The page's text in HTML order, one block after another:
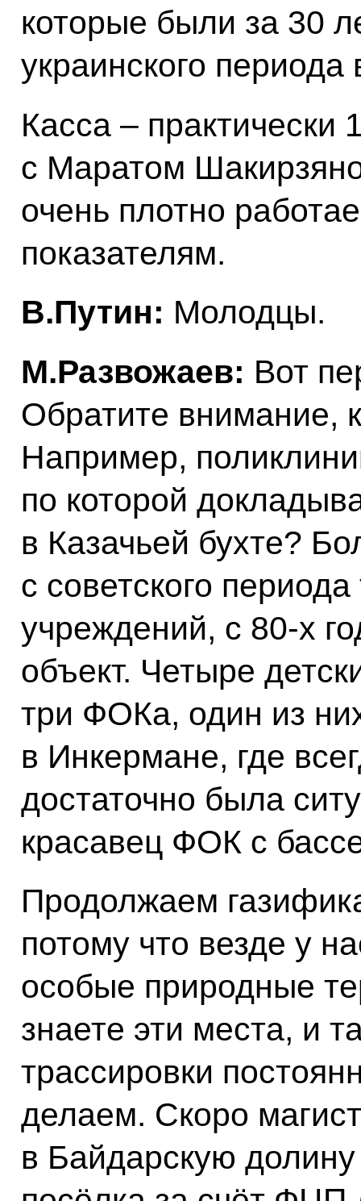
которые были за 30
украинского
Касса – практически
с Маратом
очень плотно
показателям.
В.Путин: Молодцы.
М.Развожаев: Вот
Обратите внимание,
Например,
по которой
в Казачьей бухте?
с советского
учреждений, с 80-х
объект. Четыре
три ФОКа, один из
в Инкермане, где
достаточно была
красавец ФОК с
Продолжаем
потому что везде у
особые природные
знаете эти места, и
трассировки
делаем. Скоро
в Байдарскую